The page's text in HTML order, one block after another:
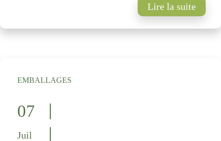
Lire la suite
EMBALLAGES
07
Juil